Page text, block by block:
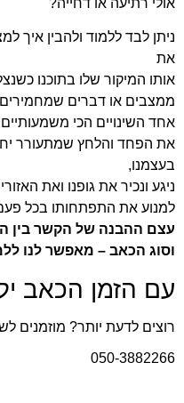
ניתן לבד ללמוד ולהבין איך
את
אותו המיקור שלו בתוכנו
ממצבים או דברים
אחד השינויים הכי
את הפחד והלחץ שמתעורר
בעצמנו,
ניגע ונכיר את גופנו ואת
למנוע את התפתחותו בכל
עצם ההבנה של הקשר בין
וסוג הכאב – מאפשר לנו
עם הזמן הכאב
רוצים לדעת יותר? מוזמנים
050-3882266